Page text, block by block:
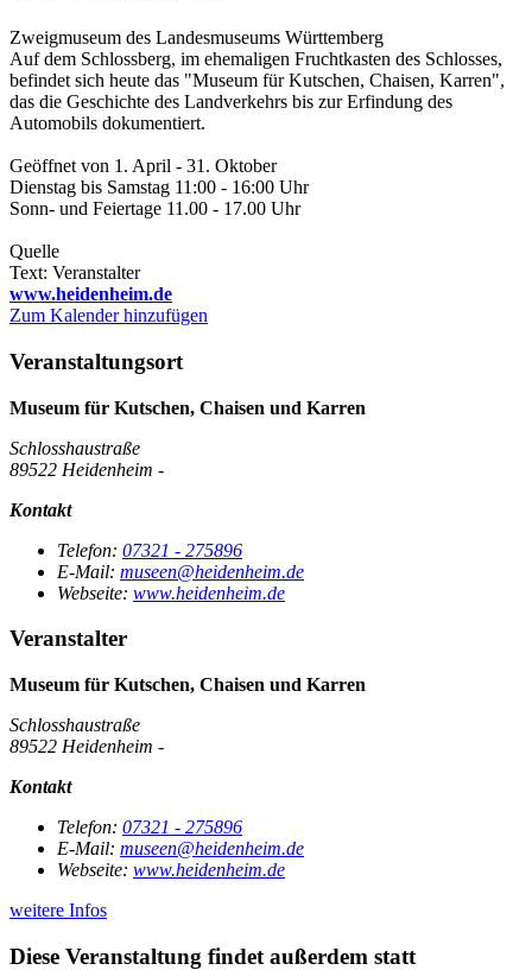
Zweigmuseum des Landesmuseums Württemberg
Auf dem Schlossberg, im ehemaligen Fruchtkasten des Schlosses,
befindet sich heute das "Museum für Kutschen, Chaisen, Karren",
das die Geschichte des Landverkehrs bis zur Erfindung des
Automobils dokumentiert.
Geöffnet von 1. April - 31. Oktober
Dienstag bis Samstag 11:00 - 16:00 Uhr
Sonn- und Feiertage 11.00 - 17.00 Uhr
Quelle
Text: Veranstalter
www.heidenheim.de
Zum Kalender hinzufügen
Veranstaltungsort
Museum für Kutschen, Chaisen und Karren
Schlosshaustraße
89522 Heidenheim -
Kontakt
Telefon: 07321 - 275896
E-Mail: museen@heidenheim.de
Webseite: www.heidenheim.de
Veranstalter
Museum für Kutschen, Chaisen und Karren
Schlosshaustraße
89522 Heidenheim -
Kontakt
Telefon: 07321 - 275896
E-Mail: museen@heidenheim.de
Webseite: www.heidenheim.de
weitere Infos
Diese Veranstaltung findet außerdem statt